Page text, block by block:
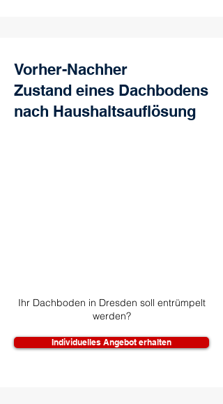
Vorher-Nachher
Zustand eines Dachbodens
nach Haushaltsauflösung
Ihr Dachboden in Dresden soll entrümpelt
werden?
Individuelles Angebot erhalten